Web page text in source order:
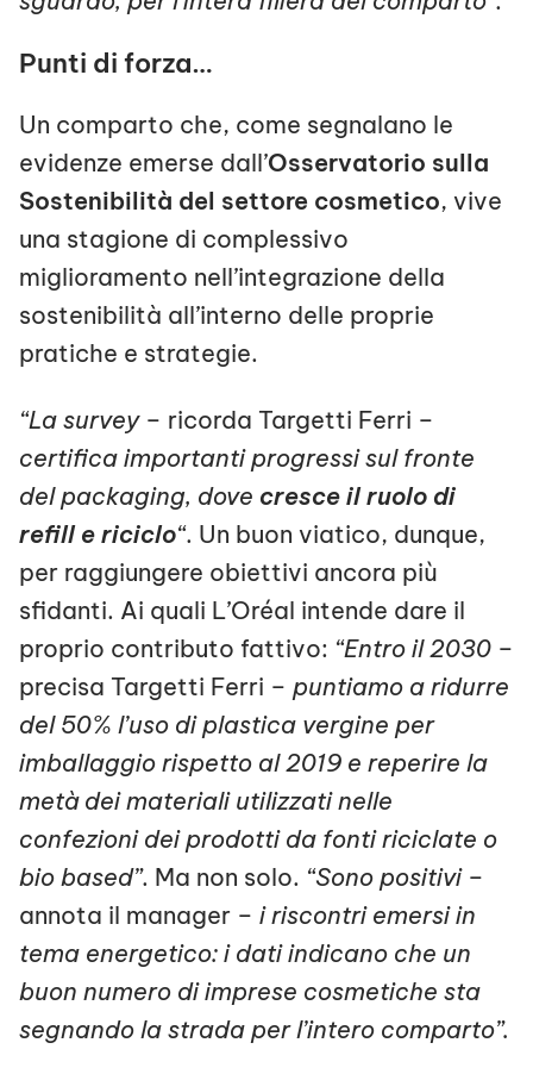
Punti di forza…
Un comparto che, come segnalano le
evidenze emerse dall’Osservatorio sulla
Sostenibilità del settore cosmetico, vive
una stagione di complessivo
miglioramento nell’integrazione della
sostenibilità all’interno delle proprie
pratiche e strategie.
“La survey– ricorda Targetti Ferri –
certifica importanti progressi sul fronte
del packaging, dove cresce il ruolo di
refill e riciclo“. Un buon viatico, dunque,
per raggiungere obiettivi ancora più
sfidanti. Ai quali L’Oréal intende dare il
proprio contributo fattivo: “Entro il 2030 –
precisa Targetti Ferri – puntiamo a ridurre
del 50% l’uso di plastica vergine per
imballaggio rispetto al 2019 e reperire la
metà dei materiali utilizzati nelle
confezioni dei prodotti da fonti riciclate o
bio based”. Ma non solo. “Sono positivi–
annota il manager – i riscontri emersi in
tema energetico: i dati indicano che un
buon numero di imprese cosmetiche sta
segnando la strada per l’intero comparto”.